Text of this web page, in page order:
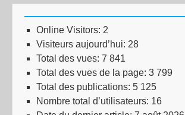
Online Visitors: 2
Visiteurs aujourd’hui: 28
Total des vues: 7 841
Total des vues de la page: 3 799
Total des publications: 5 125
Nombre total d’utilisateurs: 16